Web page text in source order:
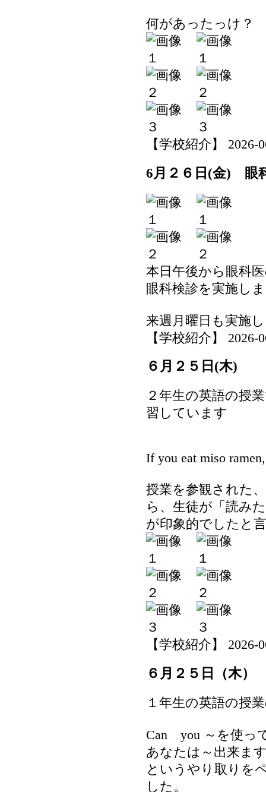
何があったっけ？
【学校紹介】 2026-
6月２６日(金) 眼
本日午後から眼科
眼科検診を実施し
来週月曜日も実施
【学校紹介】 2026-
６月２５日(木)
２年生の英語の授
習しています
If you eat miso
授業を参観された
ら、生徒が「読み
が印象的でしたと
【学校紹介】 2026-
６月２５日（木
１年生の英語の授
Can you ～を使
あなたは～出来ま
というやり取りを
した。